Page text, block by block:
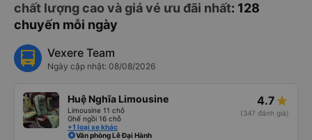
chất lượng cao và giá vé ưu đãi nhất: 128
chuyến mỗi ngày
Vexere Team
Ngày cập nhật: 08/08/2026
Huệ Nghĩa Limousine
Limousine 11 chỗ
Ghế ngồi 16 chỗ
+1 loại xe khác
4.7
(347 đánh giá)
Văn phòng Lê Đại Hành